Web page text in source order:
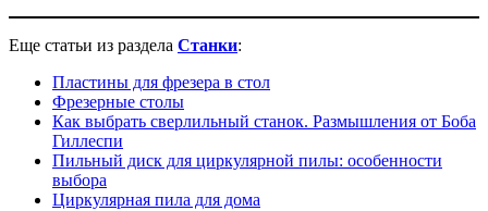
Еще статьи из раздела Станки:
Пластины для фрезера в стол
Фрезерные столы
Как выбрать сверлильный станок. Размышления от Боба
Гиллеспи
Пильный диск для циркулярной пилы: особенности
выбора
Циркулярная пила для дома